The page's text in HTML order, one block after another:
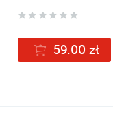
59.00 zł